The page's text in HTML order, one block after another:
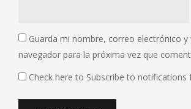
Guarda mi nombre, correo electrónico y
navegador para la próxima vez que
Check here to Subscribe to notifications